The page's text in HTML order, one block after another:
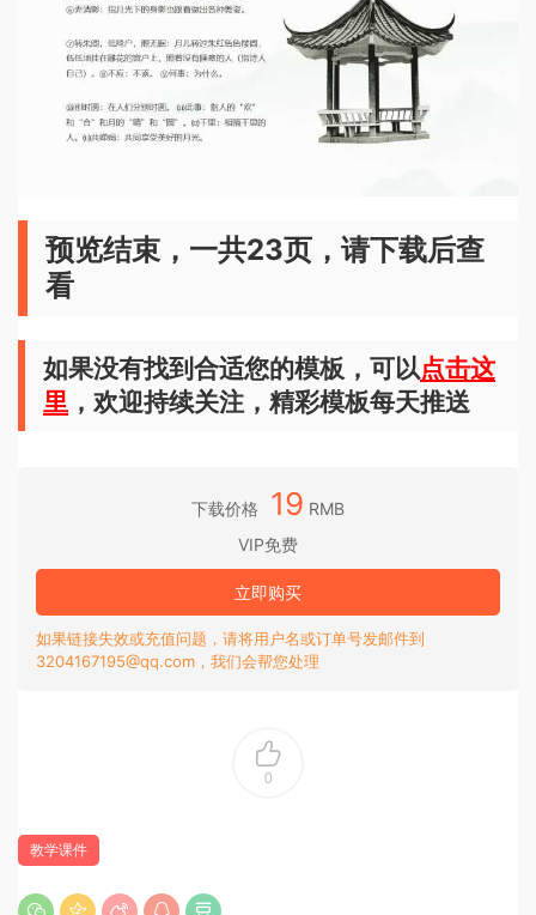
预览结束，一共23页，请下载后查
看
如果没有找到合适您的模板，可以点击这
里 ，欢迎持续关注，精彩模板每天推送
下载价格 19 RMB
VIP免费
立即购买
如果链接失效或充值问题，请将用户名或订单号发邮件到
3204167195@qq.com，我们会帮您处理
0
教学课件